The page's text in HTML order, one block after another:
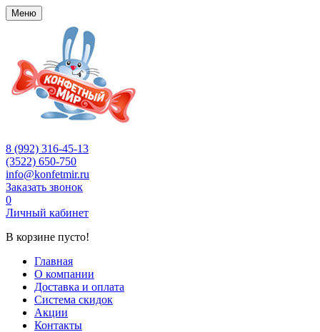
Меню
8 (992) 316-45-13
(3522) 650-750
info@konfetmir.ru
Заказать звонок
0
Личный кабинет
В корзине пусто!
Главная
О компании
Доставка и оплата
Система скидок
Акции
Контакты